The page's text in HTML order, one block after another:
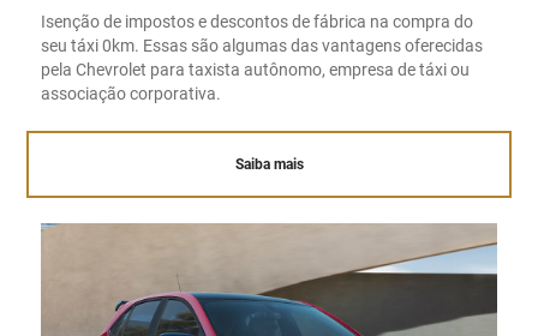
Isenção de impostos e descontos de fábrica na compra do
seu táxi 0km. Essas são algumas das vantagens oferecidas
pela Chevrolet para taxista autônomo, empresa de táxi ou
associação corporativa.
Saiba mais